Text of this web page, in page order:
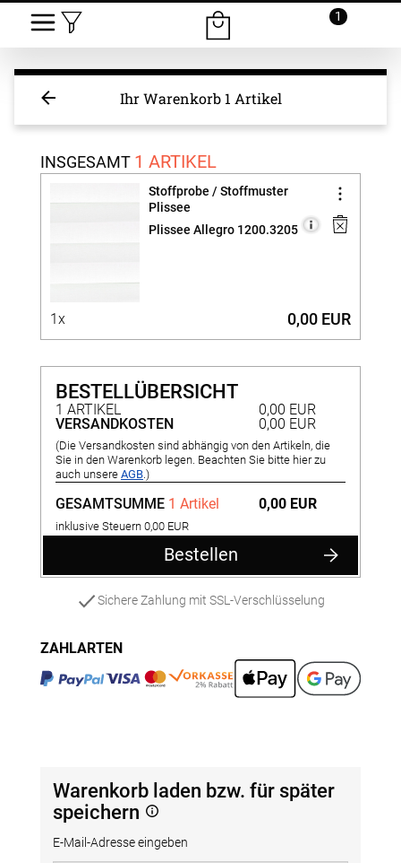
1
Ihr Warenkorb 1 Artikel
INSGESAMT 1 ARTIKEL
Stoffprobe / Stoffmuster
Plissee
Plissee Allegro 1200.3205
0,00 EUR
1x
Warenkorb laden bzw. für später
speichern
E-Mail-Adresse eingeben
BESTELLÜBERSICHT
1 ARTIKEL
0,00 EUR
VERSANDKOSTEN
0,00 EUR
(Die Versandkosten sind abhängig von den Artikeln, die
Sie in den Warenkorb legen. Beachten Sie bitte hier zu
auch unsere AGB.)
GESAMTSUMME 1 Artikel
inklusive Steuern 0,00 EUR
0,00 EUR
Bestellen
Sichere Zahlung mit SSL-Verschlüsselung
ZAHLARTEN